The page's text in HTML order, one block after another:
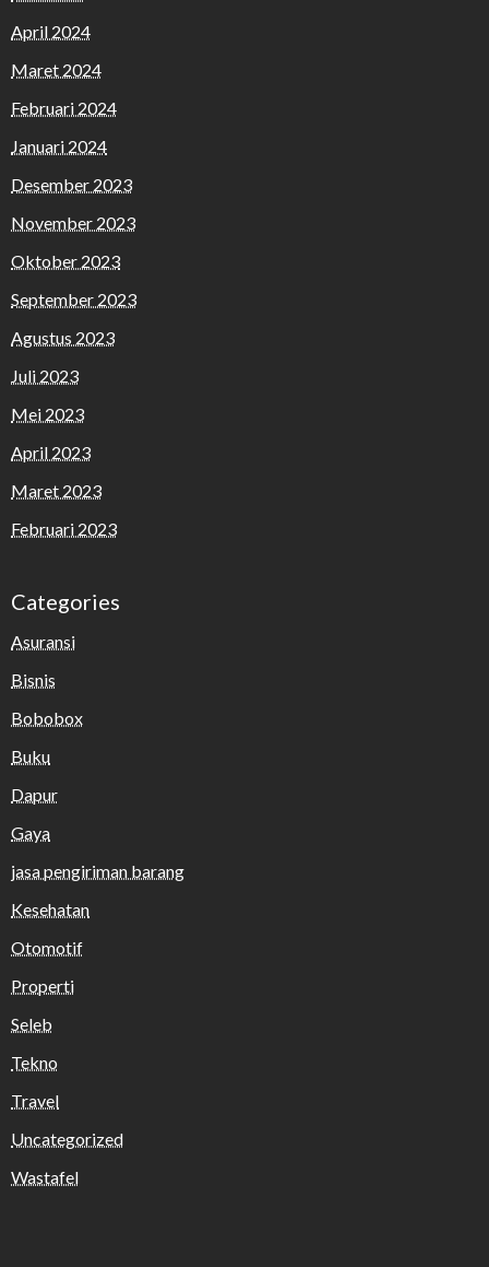
April 2024
Maret 2024
Februari 2024
Januari 2024
Desember 2023
November 2023
Oktober 2023
September 2023
Agustus 2023
Juli 2023
Mei 2023
April 2023
Maret 2023
Februari 2023
Categories
Asuransi
Bisnis
Bobobox
Buku
Dapur
Gaya
jasa pengiriman barang
Kesehatan
Otomotif
Properti
Seleb
Tekno
Travel
Uncategorized
Wastafel